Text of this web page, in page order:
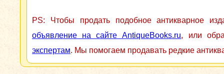
PS: Чтобы продать подобное антикварное
объявление на сайте AntiqueBooks.ru, или
экспертам. Мы помогаем продавать редкие